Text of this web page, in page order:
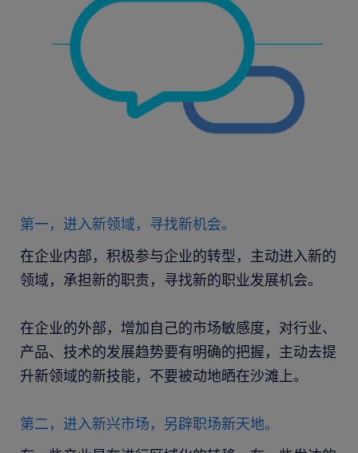
第一，进入新领域，寻找新机会。
在企业内部，积极参与企业的转型，主动进入新的
领域，承担新的职责，寻找新的职业发展机会。
在企业的外部，增加自己的市场敏感度，对行业、
产品、技术的发展趋势要有明确的把握，主动去提
升新领域的新技能，不要被动地晒在沙滩上。
第二，进入新兴市场，另辟职场新天地。